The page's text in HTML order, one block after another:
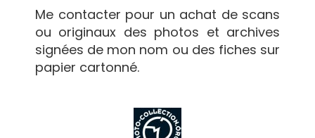
Me contacter pour un achat de scans
ou originaux des photos et archives
signées de mon nom ou des fiches sur
papier cartonné.